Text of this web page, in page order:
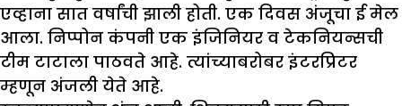
एव्हाना सात वर्षांची झाली होती. एक दिवस अंजूचा ई मेल
आला. निप्पोन कंपनी एक इंजिनियर व टेकनियन्सची
टीम टाटाला पाठवते आहे. त्यांच्याबरोबर इंटरप्रिटर
म्हणून अंजली येते आहे.